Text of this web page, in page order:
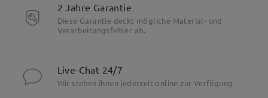
2 Jahre Garantie
Diese Garantie deckt mögliche Material- und
Verarbeitungsfehler ab.
Live-Chat 24/7
Wir stehen ihnen jederzeit online zur Verfügung